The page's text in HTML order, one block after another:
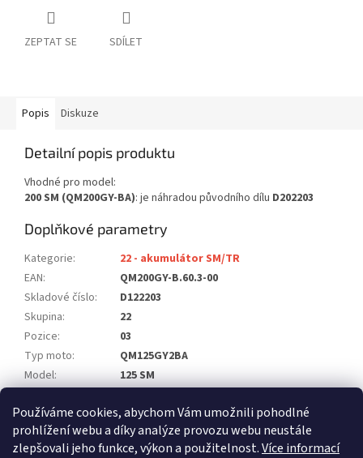
Používáme cookies, abychom Vám umožnili pohodlné
prohlížení webu a díky analýze provozu webu neustále
zlepšovali jeho funkce, výkon a použitelnost.Více informací
ZEPTAT SE SDÍLET
Popis Diskuze
Detailní popis produktu
Vhodné pro model:
200 SM (QM200GY-BA): je náhradou původního dílu D202203
Doplňkové parametry
Kategorie:
22 - akumulátor SM/TR
EAN:
QM200GY-B.60.3-00
Skladové číslo:
D122203
Skupina:
22
Pozice:
03
Typ moto:
QM125GY2BA
Model:
125 SM
Položka byla vyprodána…